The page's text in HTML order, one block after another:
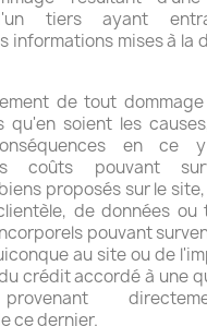
tiers ayant
informations mises à la
de tout
qu'en soient les
en ce
coûts pouvant
proposés sur le
de données ou
pouvant
au site ou de
crédit accordé à une
ce dernier.